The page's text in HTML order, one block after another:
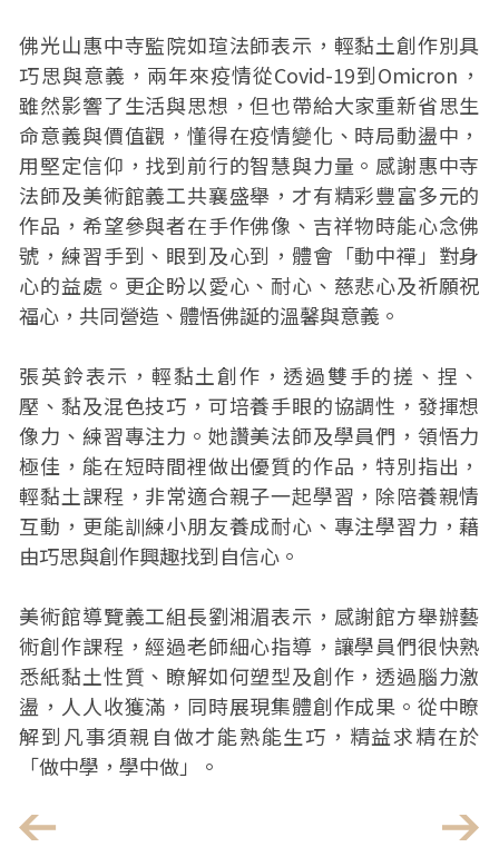
佛光山惠中寺監院如瑄法師表示，輕黏土創作別具
巧思與意義，兩年來疫情從Covid-19到Omicron，
雖然影響了生活與思想，但也帶給大家重新省思生
命意義與價值觀，懂得在疫情變化、時局動盪中，
用堅定信仰，找到前行的智慧與力量。感謝惠中寺
法師及美術館義工共襄盛舉，才有精彩豐富多元的
作品，希望參與者在手作佛像、吉祥物時能心念佛
號，練習手到、眼到及心到，體會「動中禪」對身
心的益處。更企盼以愛心、耐心、慈悲心及祈願祝
福心，共同營造、體悟佛誕的溫馨與意義。
張英鈴表示，輕黏土創作，透過雙手的搓、捏、
壓、黏及混色技巧，可培養手眼的協調性，發揮想
像力、練習專注力。她讚美法師及學員們，領悟力
極佳，能在短時間裡做出優質的作品，特別指出，
輕黏土課程，非常適合親子一起學習，除陪養親情
互動，更能訓練小朋友養成耐心、專注學習力，藉
由巧思與創作興趣找到自信心。
美術館導覽義工組長劉湘湄表示，感謝館方舉辦藝
術創作課程，經過老師細心指導，讓學員們很快熟
悉紙黏土性質、瞭解如何塑型及創作，透過腦力激
盪，人人收獲滿，同時展現集體創作成果。從中瞭
解到凡事須親自做才能熟能生巧，精益求精在於
「做中學，學中做」。